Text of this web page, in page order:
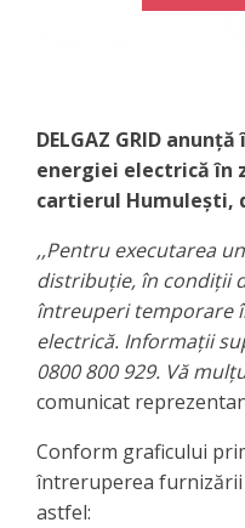
DELGAZ GRID
energiei electrică în
cartierul Humulești,
,,Pentru executarea
distribuție, în condiții
întreuperi temporare
electrică. Informații
0800 800 929. Vă
comunicat
Conform graficului
întreruperea furnizării
astfel: